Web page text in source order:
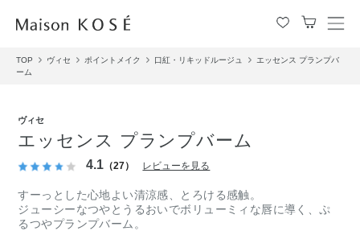
メ
ュ
TOP ヴィセ ポイントメイク 口紅・リキッドルージュ
エッセンス プランプバ
ーム
ヴィセ
エッセンス プランプバーム
4.1 （27） レビューを見る
すーっとした心地よい清涼感、とろける感触。
ジューシーなつやとうるおいでボリューミィな唇に導く、ぷ
るつやプランプバーム。